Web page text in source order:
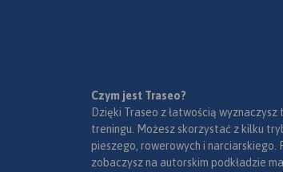
Czym jest Traseo?
Dzięki Traseo z łatwością
treningu. Możesz skorzystać z kilku
pieszego, rowerowych i narciarskiego.
zobaczysz na autorskim podkładzie